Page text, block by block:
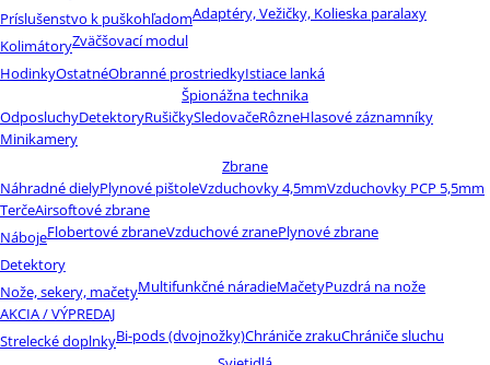
Príslušenstvo k puškohľadomAdaptéry, Vežičky, Kolieska paralaxy
KolimátoryZväčšovací modul
HodinkyOstatnéObranné prostriedkyIstiace lanká
Špionážna technika
OdposluchyDetektoryRušičkySledovačeRôzneHlasové záznamníky
Minikamery
Zbrane
Náhradné dielyPlynové pištoleVzduchovky 4,5mmVzduchovky PCP 5,5mm
TerčeAirsoftové zbrane
NábojeFlobertové zbraneVzduchové zranePlynové zbrane
Detektory
Nože, sekery, mačetyMultifunkčné náradieMačetyPuzdrá na nože
AKCIA / VÝPREDAJ
Strelecké doplnkyBi-pods (dvojnožky)Chrániče zrakuChrániče sluchu